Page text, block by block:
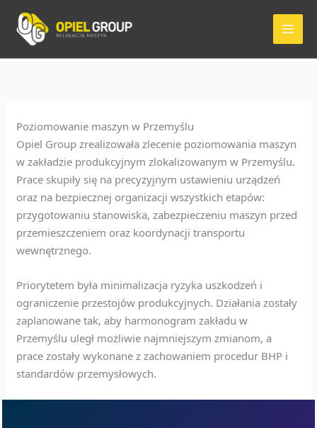
treści
Poziomowanie maszyn w Przemyślu
Opiel Group zrealizowała zlecenie poziomowania maszyn
w zakładzie produkcyjnym zlokalizowanym w Przemyślu.
Prace skupiły się na precyzyjnym ustawieniu urządzeń
oraz na bezpiecznej organizacji wszystkich etapów:
przygotowaniu stanowiska, zabezpieczeniu maszyn przed
przemieszczeniem oraz koordynacji transportu
wewnętrznego.
Priorytetem była minimalizacja ryzyka uszkodzeń i
ograniczenie przestojów produkcyjnych. Działania zostały
zaplanowane tak, aby harmonogram zakładu w
Przemyślu uległ możliwie najmniejszym zmianom, a
prace zostały wykonane z zachowaniem procedur BHP i
standardów przemysłowych.